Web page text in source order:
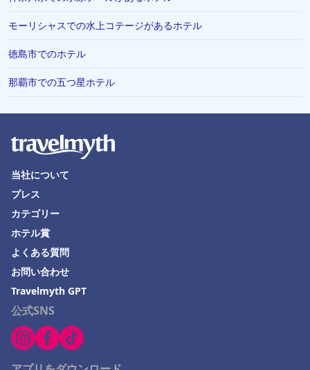
モーリシャスでの水上コテージがあるホテル
徳島市でのホテル
那覇市での五つ星ホテル
公式SNS
当社について
プレス
カテゴリー
ホテル賞
よくある質問
お問い合わせ
Travelmyth GPT